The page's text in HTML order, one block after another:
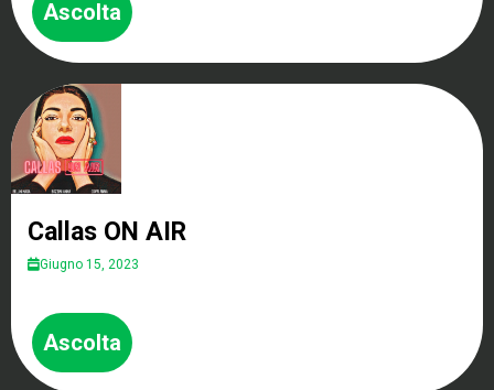
Ascolta
Callas ON AIR
Giugno 15, 2023
Ascolta